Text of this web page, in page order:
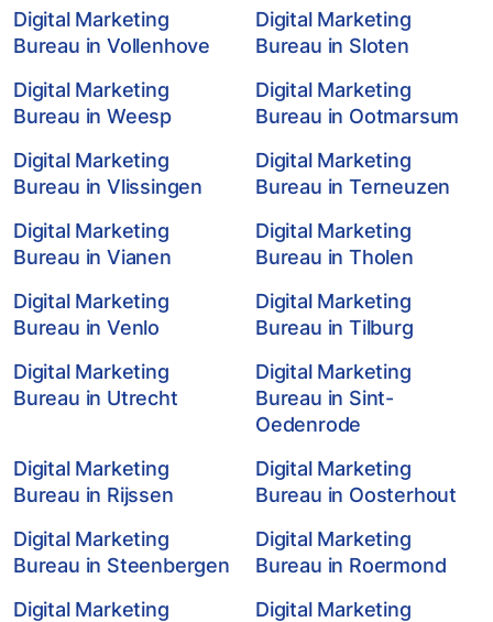
Digital Marketing
Bureau in Vollenhove
Digital Marketing
Bureau in Sloten
Digital Marketing
Bureau in Weesp
Digital Marketing
Bureau in Ootmarsum
Digital Marketing
Bureau in Vlissingen
Digital Marketing
Bureau in Terneuzen
Digital Marketing
Bureau in Vianen
Digital Marketing
Bureau in Tholen
Digital Marketing
Bureau in Venlo
Digital Marketing
Bureau in Tilburg
Digital Marketing
Bureau in Utrecht
Digital Marketing
Bureau in Sint-
Oedenrode
Digital Marketing
Bureau in Rijssen
Digital Marketing
Bureau in Oosterhout
Digital Marketing
Bureau in Steenbergen
Digital Marketing
Bureau in Roermond
Digital Marketing
Digital Marketing